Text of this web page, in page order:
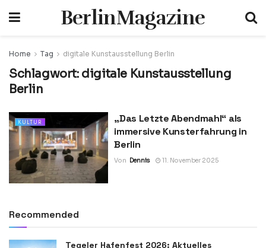
BerlinMagazine
Home Tag digitale Kunstausstellung Berlin
Schlagwort: digitale Kunstausstellung
Berlin
KULTUR
„Das Letzte Abendmahl“ als
immersive Kunsterfahrung in
Berlin
Von Dennis 11. November 2025
Recommended
Tegeler Hafenfest 2026: Aktuelles